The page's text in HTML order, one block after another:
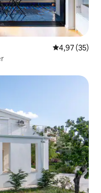
Évaluation
4,97 (35)
appréciés